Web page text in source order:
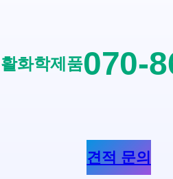
화학제품070-
견적 문의